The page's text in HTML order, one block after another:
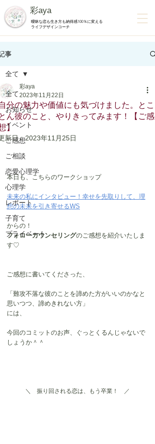
彩aya
曖昧な恋も生き方も納得感100％に変える
ライフデザインコーチ
事
全て
お知らせ
イベント
ご感想
ご相談
恋愛心理学
心理学
レポート
子育て
プライベート
全て
分の魅力や価値にも気づけました。とこ
ん彼のこと、やりきってみます！【ご感
】
彩aya
2023年11月22日
新日：2023年11月25日
本日も、こちらのワークショップ
未来の私にインタビュー！幸せを先取りして、理
想の未来を引き寄せるWS
からの！
フォローカウンセリングのご感想を紹介いたしま
す♡
ご感想に書いてくださった、
「難攻不落な彼のことを諦めた方がいいのかなと
思いつつ、諦めきれない方」
には、
今回のコミットのお声、ぐっとくるんじゃないで
しょうか＾＾
＼　振り回される恋は、もう卒業！　／